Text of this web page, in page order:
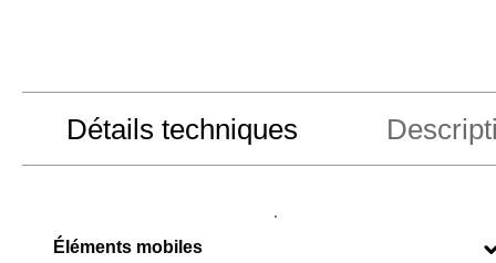
Détails techniques
Éléments mobiles